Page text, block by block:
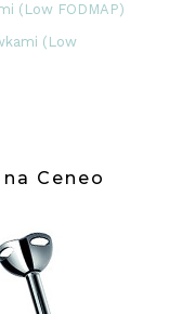
(Low FODMAP)
(Low
Ceneo